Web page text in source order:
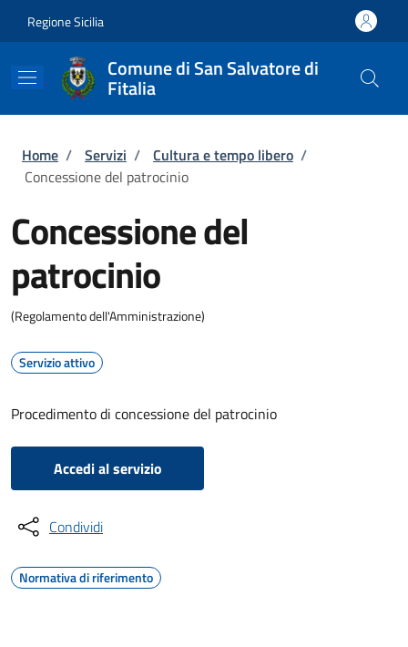
Regione Sicilia
Comune di San Salvatore di
Fitalia
Briciole di pane
Home / Servizi / Cultura e tempo libero /
Concessione del patrocinio
Concessione del
patrocinio
(Regolamento dell'Amministrazione)
Servizio attivo
Procedimento di concessione del patrocinio
Accedi al servizio
Condividi
Normativa di riferimento